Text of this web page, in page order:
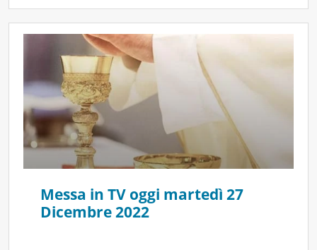
Messa in TV oggi martedì 27
Dicembre 2022